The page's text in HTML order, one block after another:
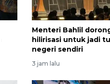
Menteri Bahlil
hilirisasi untuk jadi
negeri sendiri
3 jam lalu